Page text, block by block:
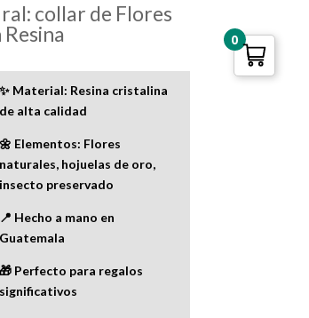
collar de Flores
✨ Material: Resina cristalina
de alta calidad
🌼 Elementos: Flores
naturales, hojuelas de oro,
insecto preservado
📍 Hecho a mano en
Guatemala
🎁 Perfecto para regalos
significativos
0